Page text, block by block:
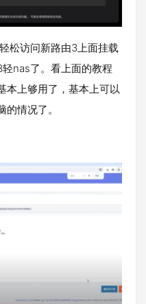
松访问新路由3上面挂载
nas了。看上面的教程
本上够用了，基本上可以
情况了。